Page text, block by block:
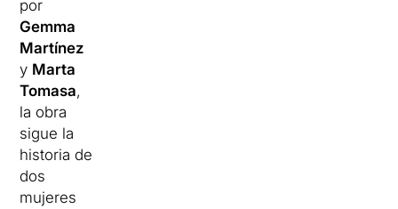
por
Gemma
Martínez
y Marta
Tomasa,
la obra
sigue la
historia de
dos
mujeres